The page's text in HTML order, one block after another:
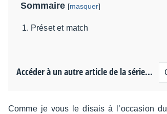
Sommaire [masquer]
Préset et match
Accéder à un autre article de la série...
Comme je vous le disais à l’oc­ca­sion du